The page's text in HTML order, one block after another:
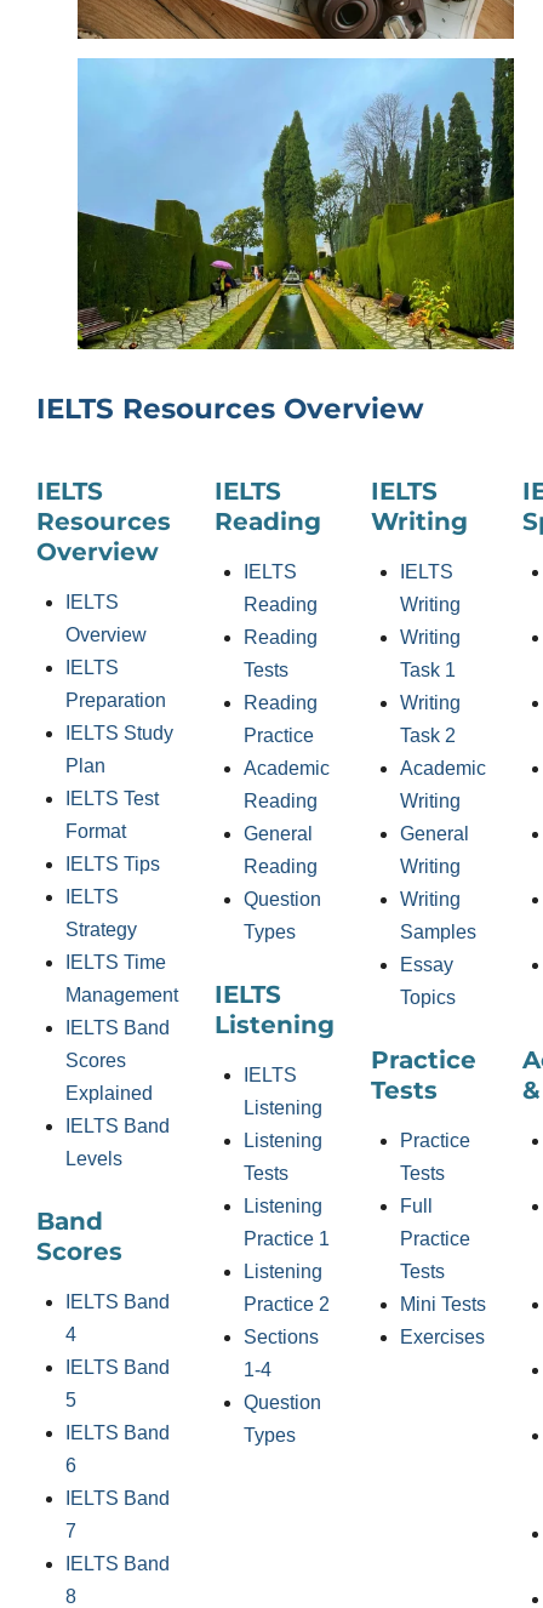
IELTS Resources Overview
IELTS
Resources
Overview
IELTS
Overview
IELTS
Preparation
IELTS Study
Plan
IELTS Test
Format
IELTS Tips
IELTS
Strategy
IELTS Time
Management
IELTS Band
Scores
Explained
IELTS Band
Levels
Band
Scores
IELTS Band
4
IELTS Band
5
IELTS Band
6
IELTS Band
7
IELTS Band
8
IELTS
Reading
IELTS
Reading
Reading
Tests
Reading
Practice
Academic
Reading
General
Reading
Question
Types
IELTS
Listening
IELTS
Listening
Listening
Tests
Listening
Practice 1
Listening
Practice 2
Sections
1-4
Question
Types
IELTS
Writing
IELTS
Writing
Writing
Task 1
Writing
Task 2
Academic
Writing
General
Writing
Writing
Samples
Essay
Topics
Practice
Tests
Practice
Tests
Full
Practice
Tests
Mini Tests
Exercises